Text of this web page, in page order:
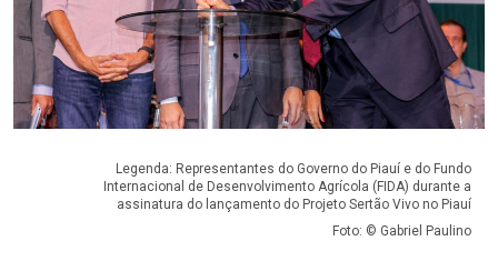
Legenda: Representantes do Governo do Piauí e do Fundo
Internacional de Desenvolvimento Agrícola (FIDA) durante a
assinatura do lançamento do Projeto Sertão Vivo no Piauí
Foto: © Gabriel Paulino